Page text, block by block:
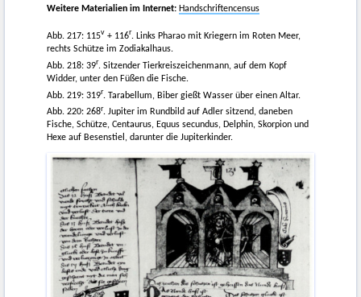
Weitere Materialien im Internet: Handschriftencensus
Abb. 217: 115v + 116r. Links Pharao mit Kriegern im Roten Meer,
rechts Schütze im Zodiakalhaus.
Abb. 218: 39r. Sitzender Tierkreiszeichenmann, auf dem Kopf
Widder, unter den Füßen die Fische.
Abb. 219: 319r. Tarabellum, Biber gießt Wasser über einen Altar.
Abb. 220: 268r. Jupiter im Rundbild auf Adler sitzend, daneben
Fische, Schütze, Centaurus, Equus secundus, Delphin, Skorpion und
Hexe auf Besenstiel, darunter die Jupiterkinder.